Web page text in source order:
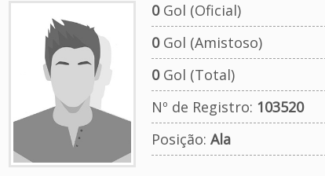
0Gol (Oficial)
0Gol (Amistoso)
0Gol (Total)
Nº de Registro: 103520
Posição: Ala